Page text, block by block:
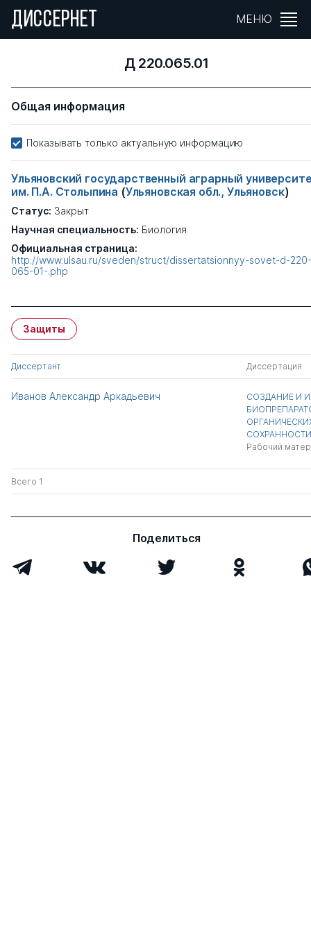
ДИССЕРНЕТ МЕНЮ
Д 220.065.01
Общая информация
Показывать только актуальную информацию
Ульяновский государственный аграрный
им. П.А. Столыпина (Ульяновская обл., Ульяновск)
Статус: Закрыт
Научная специальность: Биология
Официальная страница:
http://www.ulsau.ru/sveden/struct/dissertatsionnyy-sovet-d-220-
065-01-.php
Защиты
Диссертант Диссертация
Иванов Александр Аркадьевич
СОЗДАНИЕ И
Рабочий
Всего 1
Поделиться